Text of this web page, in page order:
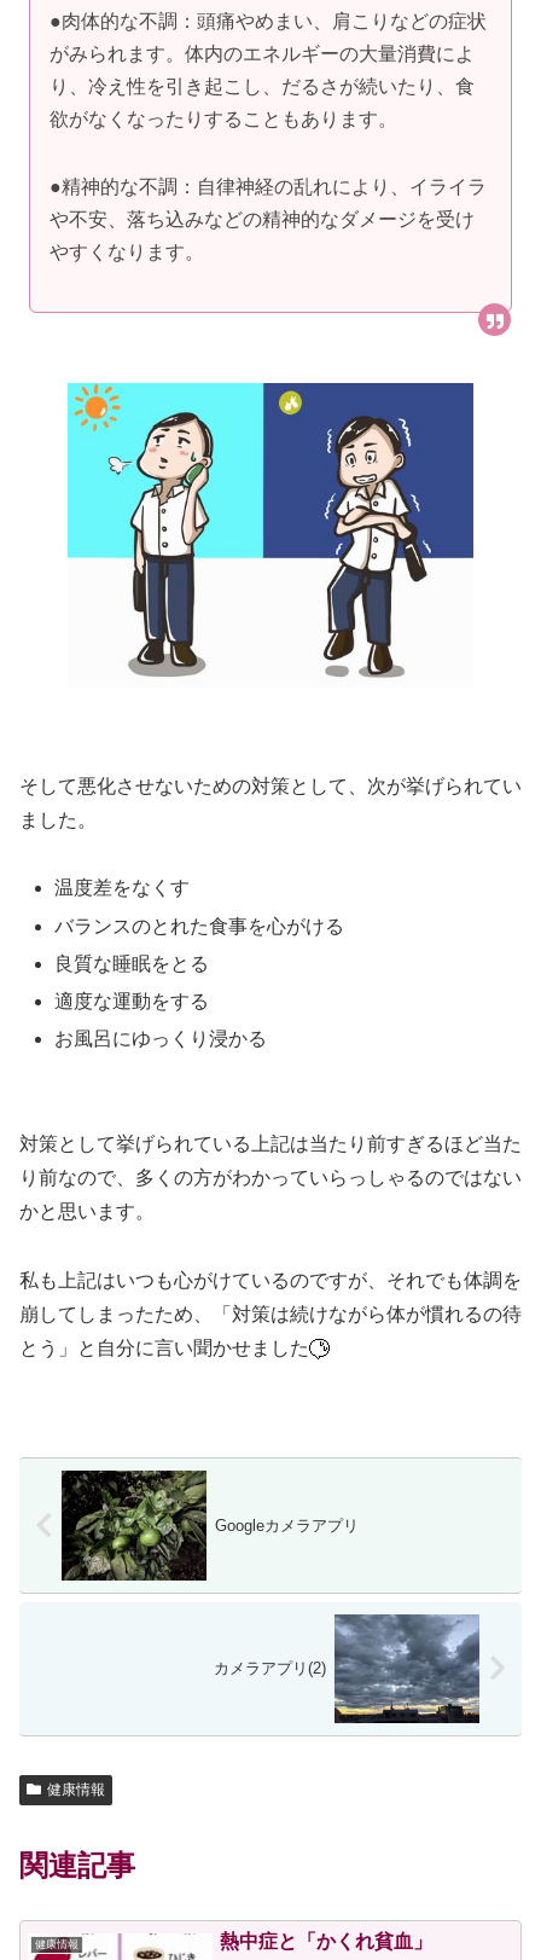
●肉体的な不調：頭痛やめまい、肩こりなどの症状
がみられます。体内のエネルギーの大量消費によ
り、冷え性を引き起こし、だるさが続いたり、食
欲がなくなったりすることもあります。
●精神的な不調：自律神経の乱れにより、イライラ
や不安、落ち込みなどの精神的なダメージを受け
やすくなります。
そして悪化させないための対策として、次が挙げられてい
ました。
温度差をなくす
バランスのとれた食事を心がける
良質な睡眠をとる
適度な運動をする
お風呂にゆっくり浸かる
対策として挙げられている上記は当たり前すぎるほど当た
り前なので、多くの方がわかっていらっしゃるのではない
かと思います。
私も上記はいつも心がけているのですが、それでも体調を
崩してしまったため、「対策は続けながら体が慣れるの待
とう」と自分に言い聞かせました
Googleカメラアプリ
カメラアプリ(2)
健康情報
関連記事
健康情報 熱中症と「かくれ貧血」